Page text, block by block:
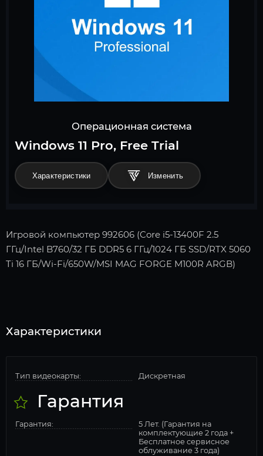
Операционная система
Windows 11 Pro, Free Trial
Характеристики
Игровой компьютер 992606 (Core i5-13400F 2.5
ГГц/Intel B760/32 ГБ DDR5 6 ГГц/1024 ГБ SSD/RTX 5060
Ti 16 ГБ/Wi-Fi/650W/MSI MAG FORGE M100R ARGB)
Характеристики
Тип видеокарты: Дискретная
Гарантия
Гарантия:
5 Лет. (Гарантия на
комплектующие 2 года +
Бесплатное сервисное
облуживание 3 года)